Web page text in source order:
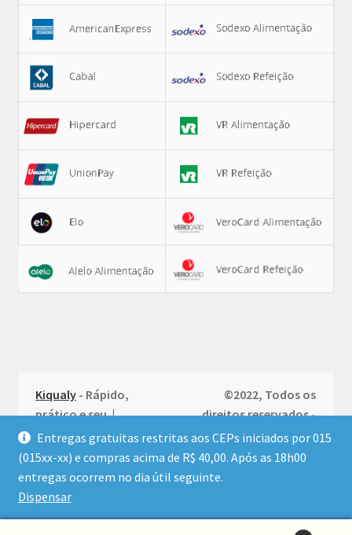
Entregas gratuitas restritas aos CEPs iniciados por 015
(015xx-xx) e compras acima de R$ 40,00. Após as 18h00
entregas ocorrem no dia útil seguinte.
Dispensar
Kiqualy - Rápido,
prático e seu |
Política de
Privacidade
©2022, Todos os
direitos reservados -
Produzido por